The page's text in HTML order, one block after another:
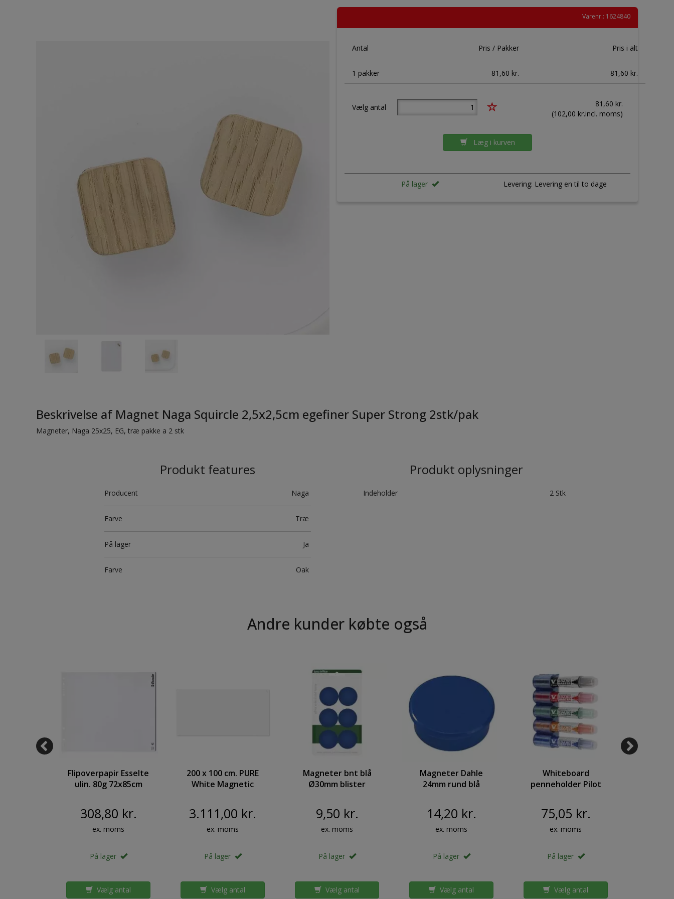
Varenr.: 1624840
Antal Pris / Pakker Pris i alt
1 pakker 81,60 kr. 81,60 kr.
Vælg antal 81,60 kr.
(102,00 kr.incl. moms)
Læg i kurven
På lager Levering: Levering en til to dage
Beskrivelse af Magnet Naga Squircle 2,5x2,5cm egefiner Super Strong 2stk/pak
Magneter, Naga 25x25, EG, træ pakke a 2 stk
Produkt features
Producent Naga
Farve Træ
På lager Ja
Farve Oak
Produkt oplysninger
Indeholder 2 Stk
Andre kunder købte også
Flipoverpapir Esselte
ulin. 80g 72x85cm
308,80 kr.
ex. moms
På lager
Vælg antal
200 x 100 cm. PURE
White Magnetic
cm. PURE White
Magnetic Glass Board
3.111,00 kr.
ex. moms
På lager
Vælg antal
Magneter bnt blå
Ø30mm blister
9,50 kr.
ex. moms
På lager
Vælg antal
Magneter Dahle
24mm rund blå
14,20 kr.
ex. moms
På lager
Vælg antal
Whiteboard
penneholder Pilot
75,05 kr.
ex. moms
På lager
Vælg antal